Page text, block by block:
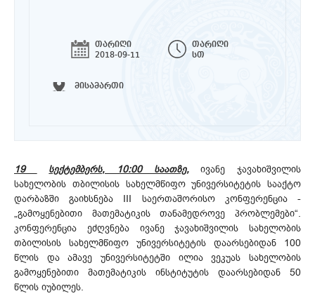
თარიღი
2018-09-11
თარიღი
სთ
მისამართი
19 სექტემბერს, 10:00 საათზე,ივანე ჯავახიშვილის
სახელობის თბილისის სახელმწიფო უნივერსიტეტის სააქტო
დარბაზში გაიხსნება III საერთაშორისო კონფერენცია -
„გამოყენებითი მათემატიკის თანამედროვე პრობლემები“.
კონფერენცია ეძღვნება ივანე ჯავახიშვილის სახელობის
თბილისის სახელმწიფო უნივერსიტეტის დაარსებიდან 100
წლის და ამავე უნივერსიტეტში ილია ვეკუას სახელობის
გამოყენებითი მათემატიკის ინსტიტუტის დაარსებიდან 50
წლის იუბილეს.